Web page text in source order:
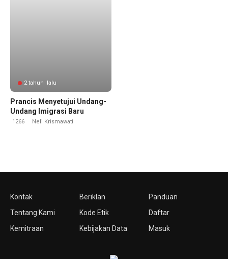
2 tahun lalu
Prancis Menyetujui Undang-
Undang Imigrasi Baru
1266 Neli Krismawati
Kontak
Tentang Kami
Kemitraan
Beriklan
Kode Etik
Kebijakan Data
Panduan
Daftar
Masuk